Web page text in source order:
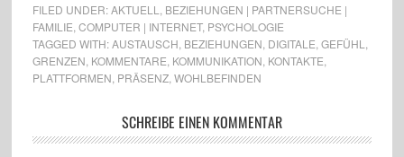
FILED UNDER:AKTUELL
BEZIEHUNGEN | PARTNERSUCHE |
FAMILIE COMPUTER | INTERNET, PSYCHOLOGIE
TAGGED WITH:AUSTAUSCH BEZIEHUNGEN DIGITALE GEFÜHL
GRENZEN KOMMENTARE KOMMUNIKATION KONTAKTE
PLATTFORMEN PRÄSENZ, WOHLBEFINDEN
SCHREIBE EINEN KOMMENTAR